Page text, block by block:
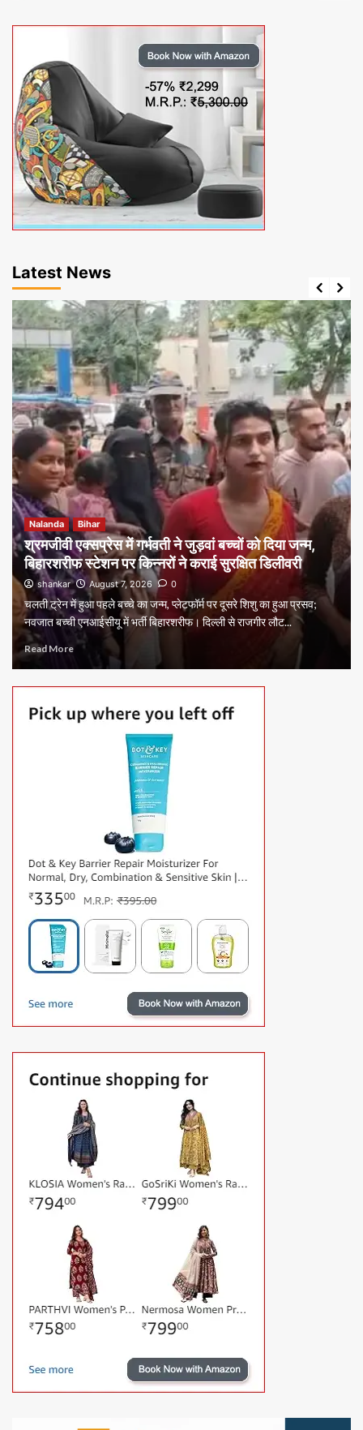
Latest News
Nalanda Bihar
श्रमजीवी एक्सप्रेस में गर्भवती ने जुड़वां बच्चों को दिया जन्म,
बिहारशरीफ स्टेशन पर किन्नरों ने कराई सुरक्षित डिलीवरी
shankar August 7, 2026 0
चलती ट्रेन में हुआ पहले बच्चे का जन्म, प्लेटफॉर्म पर दूसरे शिशु का हुआ प्रसव;
नवजात बच्ची एनआईसीयू में भर्ती बिहारशरीफ। दिल्ली से राजगीर लौट...
Read More